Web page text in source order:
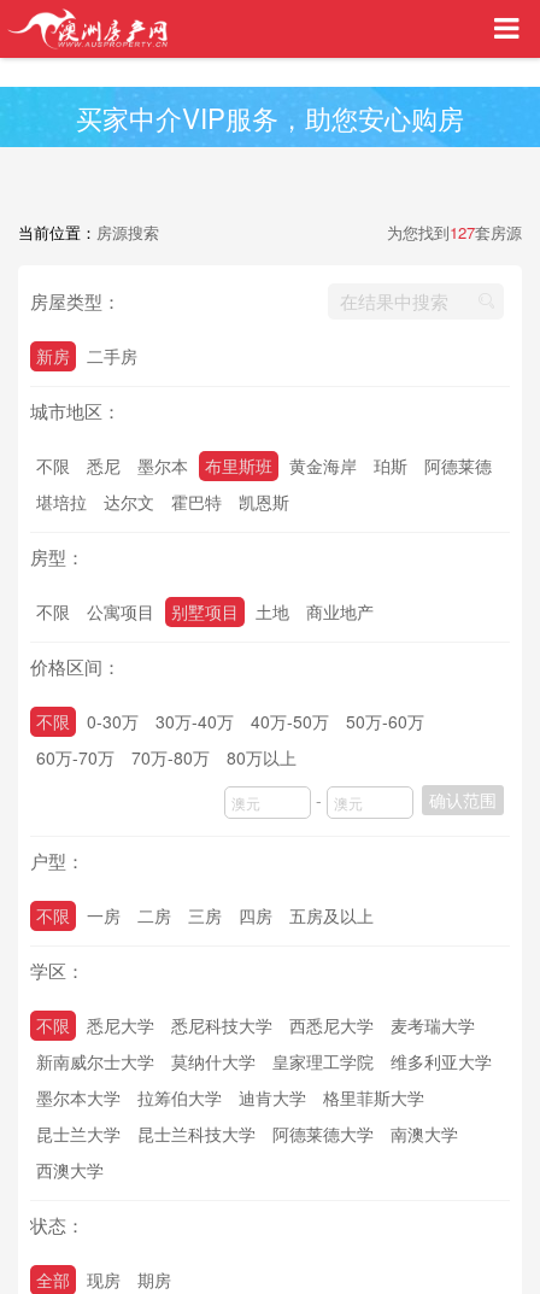
买家中介VIP服务，助您安心购房
当前位置： 房源搜索 为您找到127套房源
房屋类型：
新房 二手房
城市地区：
不限 悉尼 墨尔本 布里斯班 黄金海岸 珀斯
阿德莱德
堪培拉
达尔文 霍巴特 凯恩斯
房型：
不限 公寓项目 别墅项目 土地 商业地产
价格区间：
不限 0-30万 30万-40万 40万-50万
50万-60万
60万-70万
70万-80万
80万以上
-
确认范围
户型：
不限 一房 二房 三房 四房 五房及以上
学区：
不限 悉尼大学 悉尼科技大学 西悉尼大学
麦考瑞大学
新南威尔士大学
莫纳什大学 皇家理工学院
维多利亚大学
墨尔本大学
拉筹伯大学 迪肯大学
格里菲斯大学
昆士兰大学
昆士兰科技大学 阿德莱德大学
南澳大学
西澳大学
状态：
全部 现房 期房